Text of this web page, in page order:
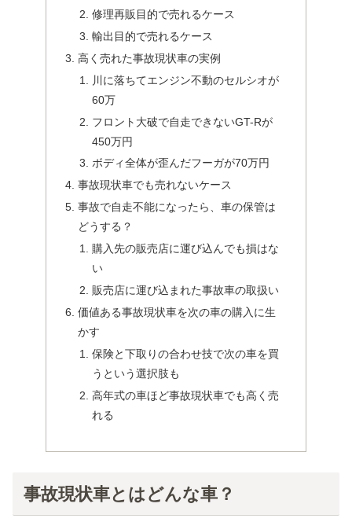
修理再販目的で売れるケース
輸出目的で売れるケース
高く売れた事故現状車の実例
川に落ちてエンジン不動のセルシオが
60万
フロント大破で自走できないGT-Rが
450万円
ボディ全体が歪んだフーガが70万円
事故現状車でも売れないケース
事故で自走不能になったら、車の保管は
どうする？
購入先の販売店に運び込んでも損はな
い
販売店に運び込まれた事故車の取扱い
価値ある事故現状車を次の車の購入に生
かす
保険と下取りの合わせ技で次の車を買
うという選択肢も
高年式の車ほど事故現状車でも高く売
れる
事故現状車とはどんな車？